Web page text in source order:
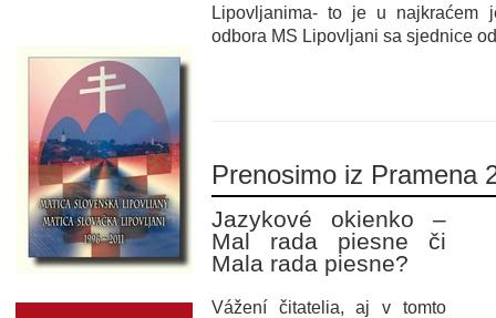
Lipovljanima- to je u najkraćem
odbora MS Lipovljani sa sjednice
Prenosimo iz Pramena
Jazykové okienko –
Mal rada piesne či
Mala rada piesne?
Vážení čitatelia, aj v tomto